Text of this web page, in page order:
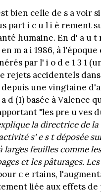
bien celle de s a voir
part i c u l i è rement
humaine. En d' a u t
m a i 1986, à l'époque
par l' i o d e 1 3 1
accidentels dans
une vingtaine
d (1) basée à Valence
"les pre u ves
la directrice de
s' e s t déposée
feuilles comme
et les pâturages.
c e rtains,
liée aux effets de